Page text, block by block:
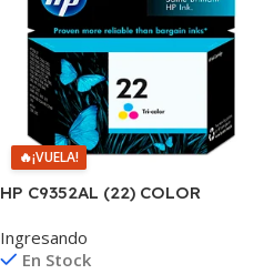
🔥¡VUELA!
HP C9352AL (22) COLOR
6ML (D)
Ingresando
En Stock